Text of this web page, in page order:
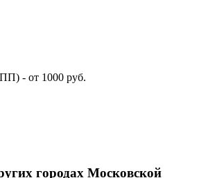
- от 1000 руб.
городах Московской